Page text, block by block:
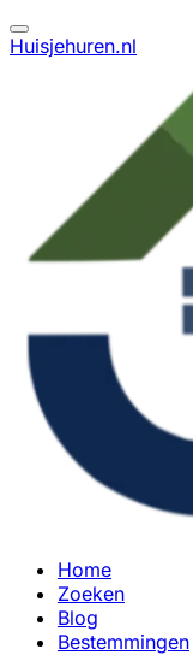
Huisjehuren.nl
Home
Zoeken
Blog
Bestemmingen